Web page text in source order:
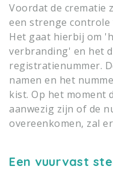
Voordat de crematie
een strenge controle
Het gaat hierbij om
verbranding' en het
registratienummer.
namen en het
kist. Op het moment
aanwezig zijn of de
overeenkomen, zal
Een vuurvast